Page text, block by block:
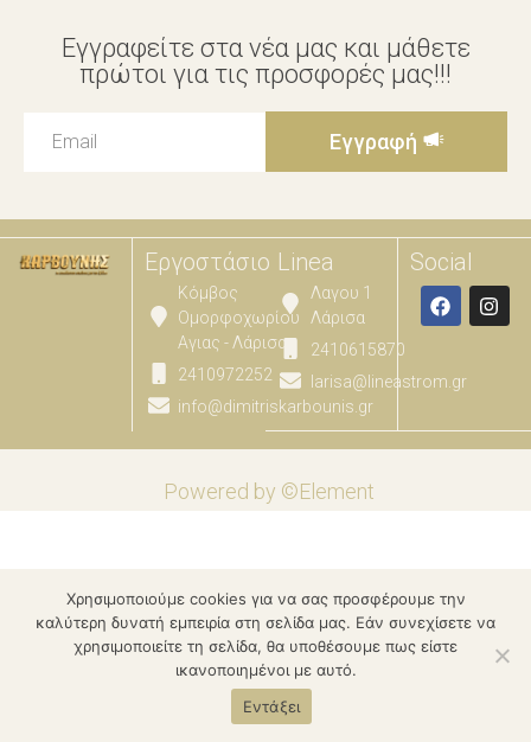
Εγγραφείτε στα νέα μας και μάθετε
πρώτοι για τις προσφορές μας!!!
Εγγραφή
Εργοστάσιο
Κόμβος
Ομορφοχωρίου
Αγιας - Λάρισας
2410972252
info@dimitriskarbounis.gr
Linea
Λαγου 1
Λάρισα
2410615870
larisa@lineastrom.gr
Social
Powered by ©Element
Χρησιμοποιούμε cookies για να σας προσφέρουμε την
καλύτερη δυνατή εμπειρία στη σελίδα μας. Εάν συνεχίσετε να
χρησιμοποιείτε τη σελίδα, θα υποθέσουμε πως είστε
ικανοποιημένοι με αυτό.
Εντάξει